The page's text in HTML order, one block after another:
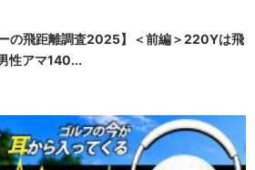
ーの飛距離調査2025】＜前編＞220Yは飛
性アマ140...